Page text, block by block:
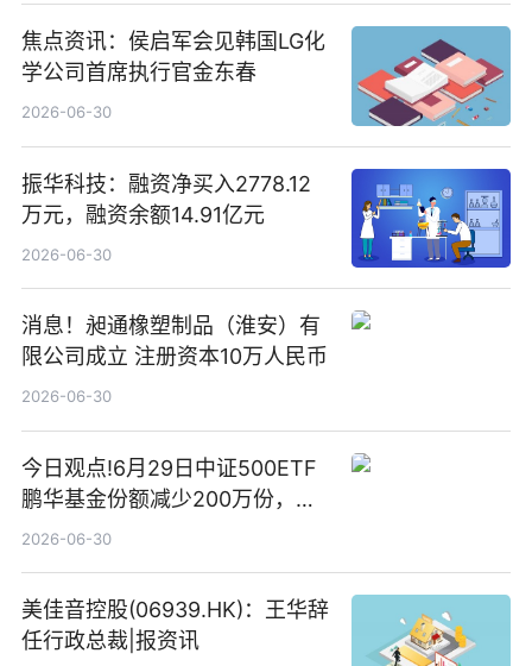
焦点资讯：侯启军会见韩国LG化
学公司首席执行官金东春
2026-06-30
振华科技：融资净买入2778.12
万元，融资余额14.91亿元
2026-06-30
消息！昶通橡塑制品（淮安）有
限公司成立 注册资本10万人民币
2026-06-30
今日观点!6月29日中证500ETF
鹏华基金份额减少200万份，重
仓股亨通光电、赤峰黄金、佰维
2026-06-30
美佳音控股(06939.HK)：王华辞
任行政总裁|报资讯